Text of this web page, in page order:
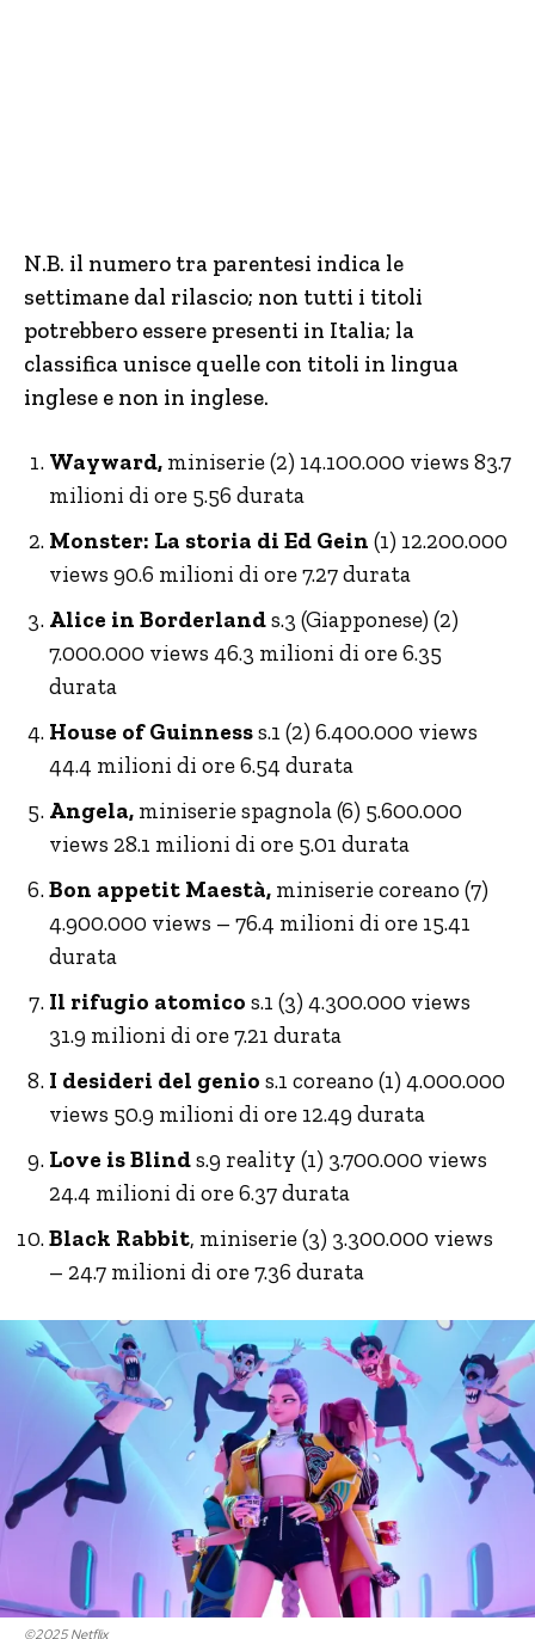
N.B. il numero tra parentesi indica le
settimane dal rilascio; non tutti i titoli
potrebbero essere presenti in Italia; la
classifica unisce quelle con titoli in lingua
inglese e non in inglese.
Wayward, miniserie (2) 14.100.000 views 83.7
milioni di ore 5.56 durata
Monster: La storia di Ed Gein (1) 12.200.000
views 90.6 milioni di ore 7.27 durata
Alice in Borderlands.3 (Giapponese) (2)
7.000.000 views 46.3 milioni di ore 6.35
durata
House of Guinnesss.1 (2) 6.400.000 views
44.4 milioni di ore 6.54 durata
Angela, miniserie spagnola (6) 5.600.000
views 28.1 milioni di ore 5.01 durata
Bon appetit Maestà, miniserie coreano (7)
4.900.000 views – 76.4 milioni di ore 15.41
durata
Il rifugio atomico s.1 (3) 4.300.000 views
31.9 milioni di ore 7.21 durata
I desideri del genio s.1 coreano (1) 4.000.000
views 50.9 milioni di ore 12.49 durata
Love is Blinds.9 reality (1) 3.700.000 views
24.4 milioni di ore 6.37 durata
Black Rabbit, miniserie (3) 3.300.000 views
– 24.7 milioni di ore 7.36 durata
©2025 Netflix